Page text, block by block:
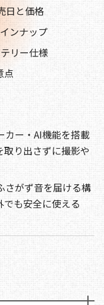
di
t
y
Li
n
日と価格
ンナップ
リー仕様
点
カー・AI機能を搭載
取り出さずに撮影や
さがず音を届ける構
も安全に使える